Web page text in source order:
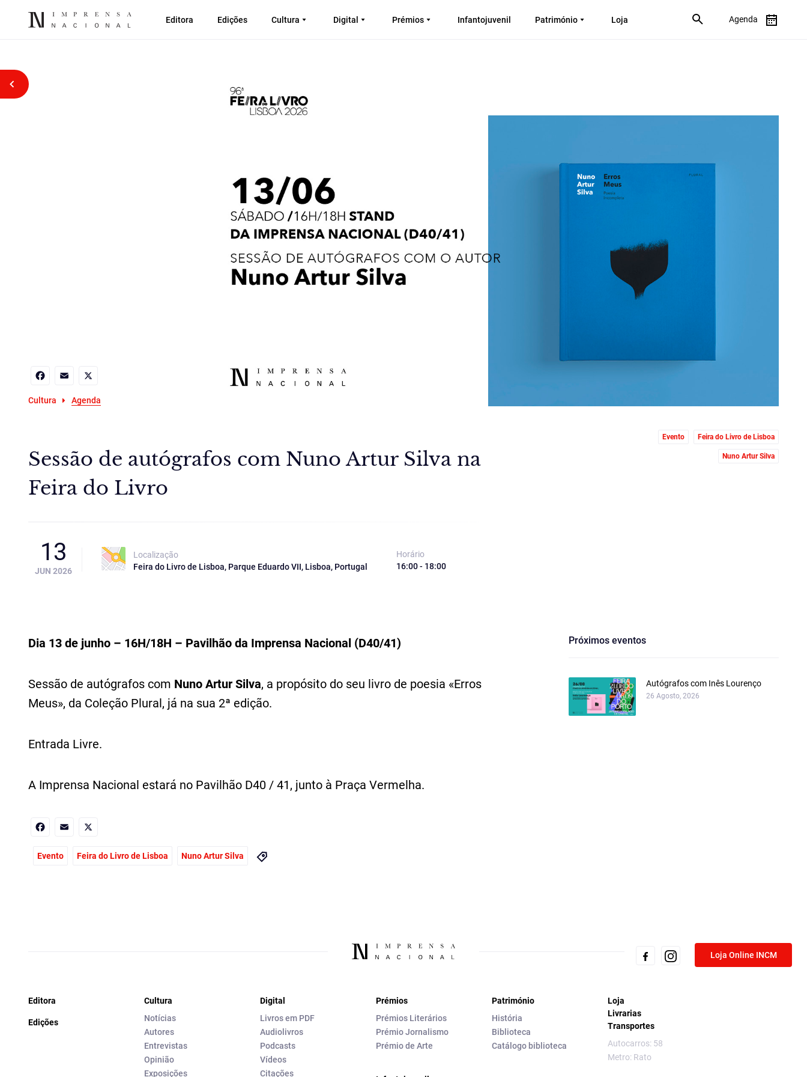
Editora Edições Cultura Digital Prémios Infantojuvenil Património Loja Agenda
Voltar atrás
Facebook
Email
X
Cultura Agenda
Sessão de autógrafos com Nuno Artur Silva na
Feira do Livro
Evento Feira do Livro de Lisboa
Nuno Artur Silva
13
JUN 2026
Localização
Feira do Livro de Lisboa, Parque Eduardo VII, Lisboa, Portugal
Horário
16:00 - 18:00
Dia 13 de junho – 16H/18H – Pavilhão da Imprensa Nacional (D40/41)
Sessão de autógrafos com Nuno Artur Silva, a propósito do seu livro de poesia «Erros
Meus», da Coleção Plural, já na sua 2ª edição.
Entrada Livre.
A Imprensa Nacional estará no Pavilhão D40 / 41, junto à Praça Vermelha.
Facebook
Email
X
Evento Feira do Livro de Lisboa Nuno Artur Silva
Próximos eventos
Autógrafos com Inês Lourenço
26 Agosto, 2026
Loja Online INCM
Editora
Edições
Cultura
Notícias
Autores
Entrevistas
Opinião
Exposições
Digital
Livros em PDF
Audiolivros
Podcasts
Vídeos
Citações
Prémios
Prémios Literários
Prémio Jornalismo
Prémio de Arte
Património
História
Biblioteca
Catálogo biblioteca
Loja
Livrarias
Transportes
Autocarros: 58
Metro: Rato